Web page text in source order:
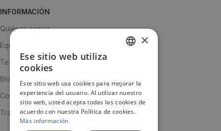
INFORMACIÓN
Quiénes somos
Equipo
Testimonios
Blog
Contacto
Trabaja con nosotros
JA
×
Ese sitio web utiliza
cookies
Este sitio web usa cookies para mejorar la
experiencia del usuario. Al utilizar nuestro
sitio web, usted acepta todas las cookies de
acuerdo con nuestra Política de cookies.
Más información